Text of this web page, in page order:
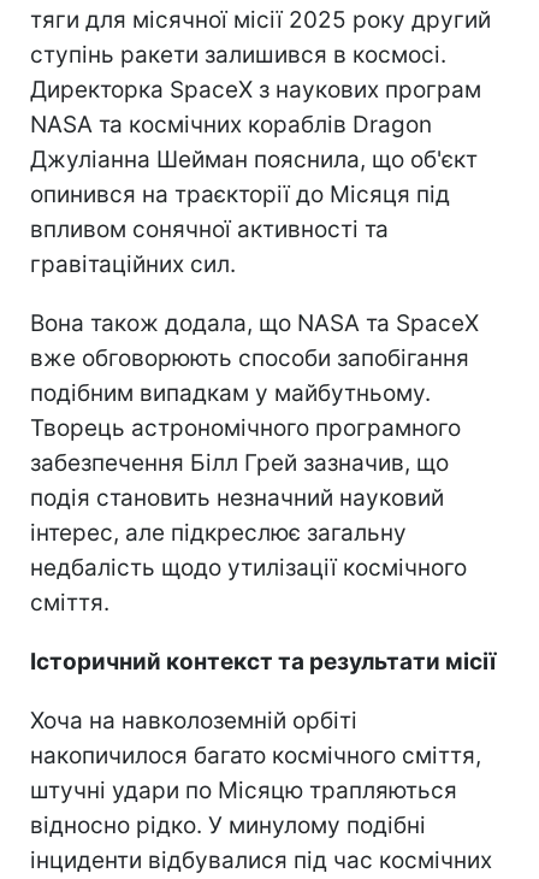
тяги для місячної місії 2025 року другий
ступінь ракети залишився в космосі.
Директорка SpaceX з наукових програм
NASA та космічних кораблів Dragon
Джуліанна Шейман пояснила, що об'єкт
опинився на траєкторії до Місяця під
впливом сонячної активності та
гравітаційних сил.
Вона також додала, що NASA та SpaceX
вже обговорюють способи запобігання
подібним випадкам у майбутньому.
Творець астрономічного програмного
забезпечення Білл Грей зазначив, що
подія становить незначний науковий
інтерес, але підкреслює загальну
недбалість щодо утилізації космічного
сміття.
Історичний контекст та результати місії
Хоча на навколоземній орбіті
накопичилося багато космічного сміття,
штучні удари по Місяцю трапляються
відносно рідко. У минулому подібні
інциденти відбувалися під час космічних